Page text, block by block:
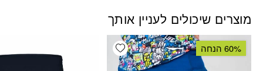
מוצרים שיכולים לעניין אותך
Add wishlist 60% הנחה